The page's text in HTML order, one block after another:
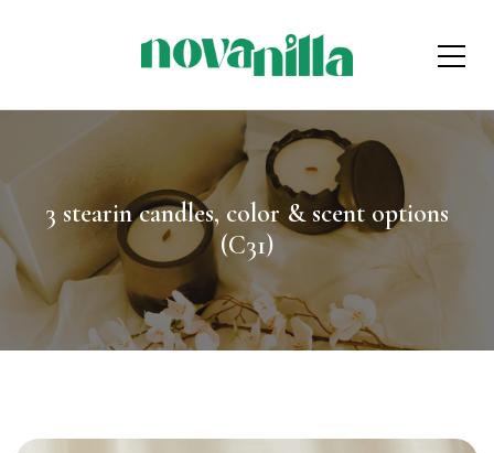
3 stearin candles, color & scent options
(C31)